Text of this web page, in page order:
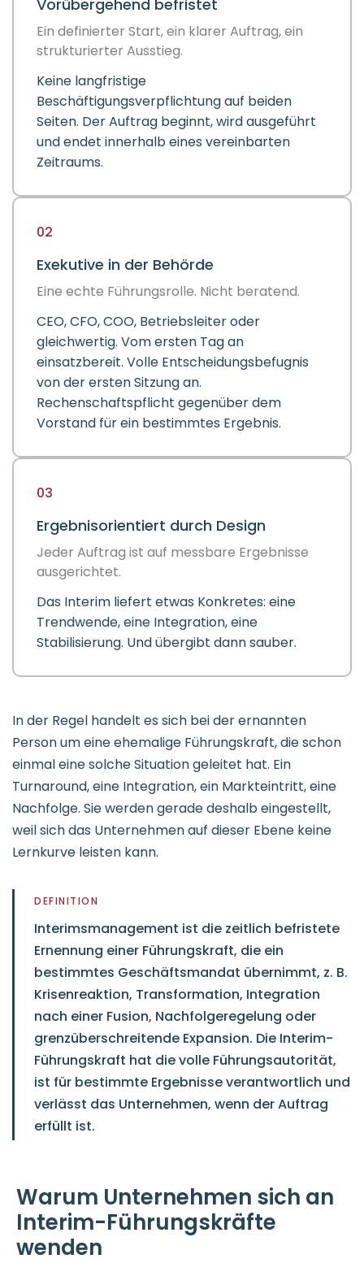
Vorübergehend befristet
Ein definierter Start, ein klarer Auftrag, ein
strukturierter Ausstieg.
Keine langfristige
Beschäftigungsverpflichtung auf beiden
Seiten. Der Auftrag beginnt, wird ausgeführt
und endet innerhalb eines vereinbarten
Zeitraums.
02
Exekutive in der Behörde
Eine echte Führungsrolle. Nicht beratend.
CEO, CFO, COO, Betriebsleiter oder
gleichwertig. Vom ersten Tag an
einsatzbereit. Volle Entscheidungsbefugnis
von der ersten Sitzung an.
Rechenschaftspflicht gegenüber dem
Vorstand für ein bestimmtes Ergebnis.
03
Ergebnisorientiert durch Design
Jeder Auftrag ist auf messbare Ergebnisse
ausgerichtet.
Das Interim liefert etwas Konkretes: eine
Trendwende, eine Integration, eine
Stabilisierung. Und übergibt dann sauber.
In der Regel handelt es sich bei der ernannten
Person um eine ehemalige Führungskraft, die schon
einmal eine solche Situation geleitet hat. Ein
Turnaround, eine Integration, ein Markteintritt, eine
Nachfolge. Sie werden gerade deshalb eingestellt,
weil sich das Unternehmen auf dieser Ebene keine
Lernkurve leisten kann.
DEFINITION
Interimsmanagement ist die zeitlich befristete
Ernennung einer Führungskraft, die ein
bestimmtes Geschäftsmandat übernimmt, z. B.
Krisenreaktion, Transformation, Integration
nach einer Fusion, Nachfolgeregelung oder
grenzüberschreitende Expansion. Die Interim-
Führungskraft hat die volle Führungsautorität,
ist für bestimmte Ergebnisse verantwortlich und
verlässt das Unternehmen, wenn der Auftrag
erfüllt ist.
Warum Unternehmen sich an
Interim-Führungskräfte
wenden